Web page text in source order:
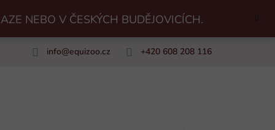
NEBO V ČESKÝCH BUDĚJOVICÍCH.
info@equizoo.cz +420 608 208 116